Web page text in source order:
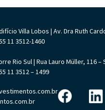
Villa Lobos | Av. Dra Ruth
11 3512-1460
Rio Sul | Rua Lauro Müller, 116
11 3512 – 1499